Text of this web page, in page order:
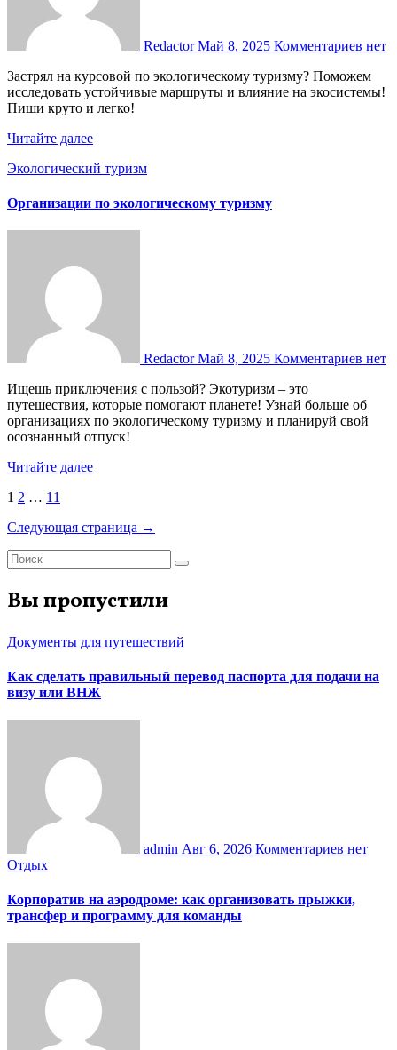
RedactorМай 8, 2025 Комментариев нет
Застрял на курсовой по экологическому туризму? Поможем
исследовать устойчивые маршруты и влияние на экосистемы!
Пиши круто и легко!
Читайте далее
Экологический туризм
Организации по экологическому туризму
RedactorМай 8, 2025 Комментариев нет
Ищешь приключения с пользой? Экотуризм – это
путешествия, которые помогают планете! Узнай больше об
организациях по экологическому туризму и планируй свой
осознанный отпуск!
Читайте далее
Пагинация
записей
1 2 … 11
Следующая страница →
Вы пропустили
Документы для путешествий
Как сделать правильный перевод паспорта для подачи на
визу или ВНЖ
admin Авг 6, 2026 Комментариев нет
Отдых
Корпоратив на аэродроме: как организовать прыжки,
трансфер и программу для команды